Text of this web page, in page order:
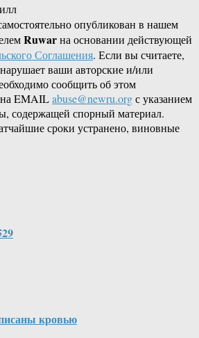
опубликован в нашем
Ruwarна основании действующей
Соглашения. Если вы считаете,
ваши авторские и/или
сообщить об этом
на EMAILabuse@newru.orgс указанием
содержащей спорный материал.
сроки устранено, виновные
кровью